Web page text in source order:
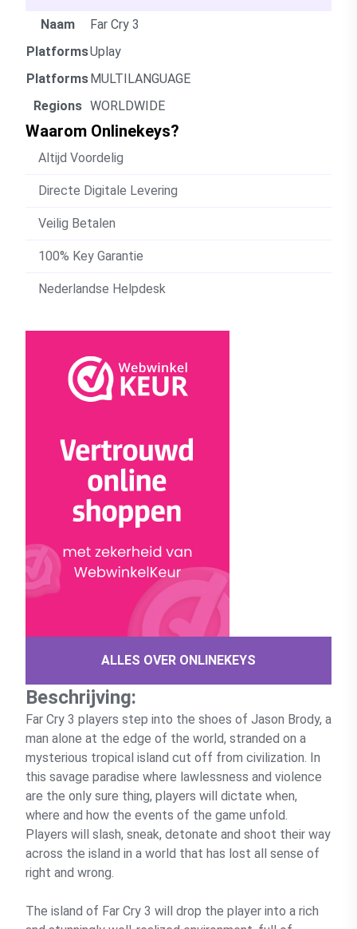
Naam
Far Cry 3
PlatformsUplay
PlatformsMULTILANGUAGE
Regions WORLDWIDE
Waarom Onlinekeys?
Altijd Voordelig
Directe Digitale Levering
Veilig Betalen
100% Key Garantie
Nederlandse Helpdesk
ALLES OVER ONLINEKEYS
Beschrijving:
Far Cry 3 players step into the shoes of Jason Brody, a
man alone at the edge of the world, stranded on a
mysterious tropical island cut off from civilization. In
this savage paradise where lawlessness and violence
are the only sure thing, players will dictate when,
where and how the events of the game unfold.
Players will slash, sneak, detonate and shoot their way
across the island in a world that has lost all sense of
right and wrong.
The island of Far Cry 3 will drop the player into a rich